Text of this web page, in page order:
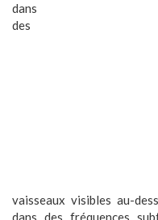
dans
des
vaisseaux visibles au-